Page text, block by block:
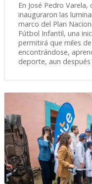
En José Pedro
inauguraron las
marco del Plan
Fútbol Infantil, una
permitirá que miles
encontrándose,
deporte, aun